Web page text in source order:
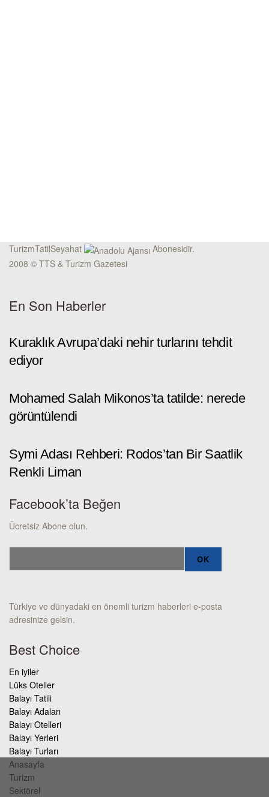
TurizmTatilSeyahat
Abonesidir.
2008 © TTS & Turizm Gazetesi
En Son Haberler
Kuraklık Avrupa’daki nehir turlarını tehdit
ediyor
Mohamed Salah Mikonos’ta tatilde: nerede
görüntülendi
Symi Adası Rehberi: Rodos’tan Bir Saatlik
Renkli Liman
Facebook’ta Beğen
Ücretsiz Abone olun.
Türkiye ve dünyadaki en önemli turizm haberleri e-posta
adresinize gelsin.
Best Choice
En iyiler
Lüks Oteller
Balayı Tatili
Balayı Adaları
Balayı Otelleri
Balayı Yerleri
Balayı Turları
Anasayfa
Turizm
Sektörel